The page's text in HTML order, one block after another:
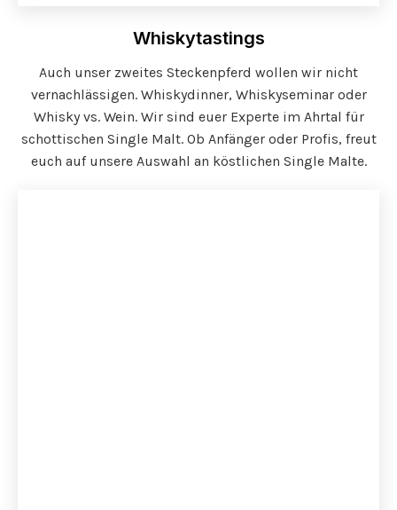
Whiskytastings
Auch unser zweites Steckenpferd wollen wir nicht
vernachlässigen. Whiskydinner, Whiskyseminar oder
Whisky vs. Wein. Wir sind euer Experte im Ahrtal für
schottischen Single Malt. Ob Anfänger oder Profis, freut
euch auf unsere Auswahl an köstlichen Single Malte.